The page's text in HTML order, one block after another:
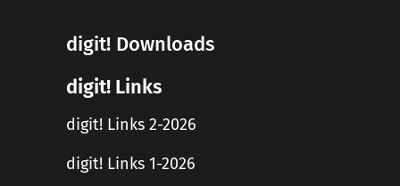
digit! Downloads
digit! Links
digit! Links 2-2026
digit! Links 1-2026